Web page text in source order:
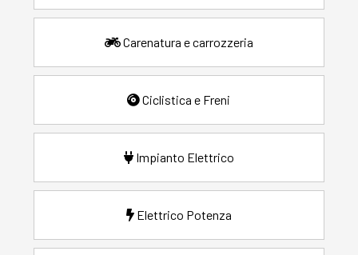
Carenatura e carrozzeria
Ciclistica e Freni
Impianto Elettrico
Elettrico Potenza